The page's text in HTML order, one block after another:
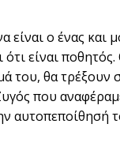
είναι ο ένας
είναι ποθητός.
του, θα τρέξουν
που
αυτοπεποίθησή